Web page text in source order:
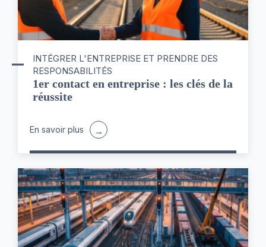
INTÉGRER L'ENTREPRISE ET PRENDRE DES
RESPONSABILITÉS
1er contact en entreprise : les clés de la
réussite
En savoir plus